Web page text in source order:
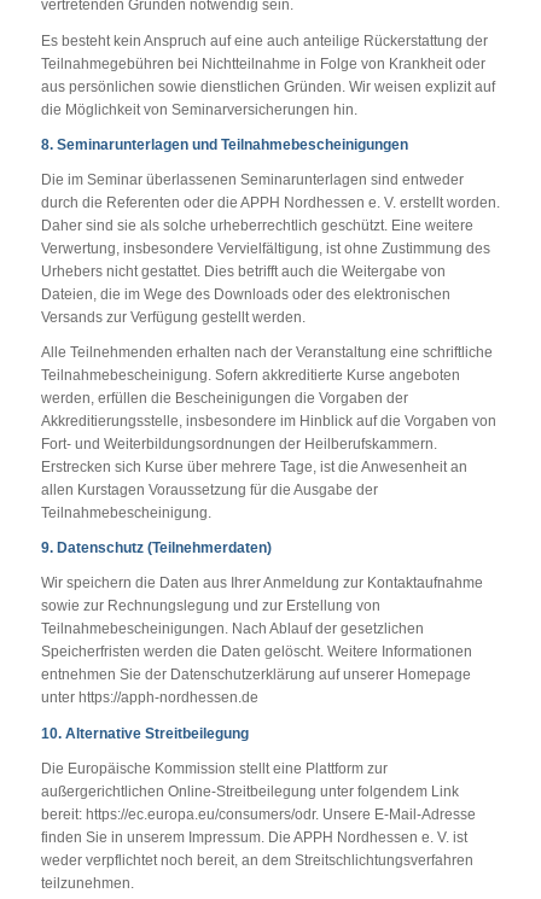
vertretenden Gründen notwendig sein.
Es besteht kein Anspruch auf eine auch anteilige Rückerstattung der
Teilnahmegebühren bei Nichtteilnahme in Folge von Krankheit oder
aus persönlichen sowie dienstlichen Gründen. Wir weisen explizit auf
die Möglichkeit von Seminarversicherungen hin.
8. Seminarunterlagen und Teilnahmebescheinigungen
Die im Seminar überlassenen Seminarunterlagen sind entweder
durch die Referenten oder die APPH Nordhessen e. V. erstellt worden.
Daher sind sie als solche urheberrechtlich geschützt. Eine weitere
Verwertung, insbesondere Vervielfältigung, ist ohne Zustimmung des
Urhebers nicht gestattet. Dies betrifft auch die Weitergabe von
Dateien, die im Wege des Downloads oder des elektronischen
Versands zur Verfügung gestellt werden.
Alle Teilnehmenden erhalten nach der Veranstaltung eine schriftliche
Teilnahmebescheinigung. Sofern akkreditierte Kurse angeboten
werden, erfüllen die Bescheinigungen die Vorgaben der
Akkreditierungsstelle, insbesondere im Hinblick auf die Vorgaben von
Fort- und Weiterbildungsordnungen der Heilberufskammern.
Erstrecken sich Kurse über mehrere Tage, ist die Anwesenheit an
allen Kurstagen Voraussetzung für die Ausgabe der
Teilnahmebescheinigung.
9. Datenschutz (Teilnehmerdaten)
Wir speichern die Daten aus Ihrer Anmeldung zur Kontaktaufnahme
sowie zur Rechnungslegung und zur Erstellung von
Teilnahmebescheinigungen. Nach Ablauf der gesetzlichen
Speicherfristen werden die Daten gelöscht. Weitere Informationen
entnehmen Sie der Datenschutzerklärung auf unserer Homepage
unter https://apph-nordhessen.de
10. Alternative Streitbeilegung
Die Europäische Kommission stellt eine Plattform zur
außergerichtlichen Online-Streitbeilegung unter folgendem Link
bereit: https://ec.europa.eu/consumers/odr. Unsere E-Mail-Adresse
finden Sie in unserem Impressum. Die APPH Nordhessen e. V. ist
weder verpflichtet noch bereit, an dem Streitschlichtungsverfahren
teilzunehmen.